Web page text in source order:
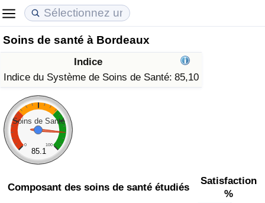
Soins de santé à Bordeaux
Indice
Indice du Système de Soins de Santé: 85,10
Soins de Santé
0 100
85.1
Composant des soins de santé étudiés
Satisfaction
%
Coût de la vie
Indice du Coût de la Vie (Actuel)
Indice du Coût de la Vie
Indice du coût de la vie par pays
à Akaba
Prix de l'immobilier
Indice des Prix de l'immobilier (Actuel)
Indice des Prix de l'immobilier
Indice des Prix de l'immobilier par Pays
Qualité de Vie
Indice de Qualité de Vie
Indice de Qualité de Vie (Actuel)
Indice de qualité de vie par pays
Criminalité
Indice de Criminalité (Actuel)